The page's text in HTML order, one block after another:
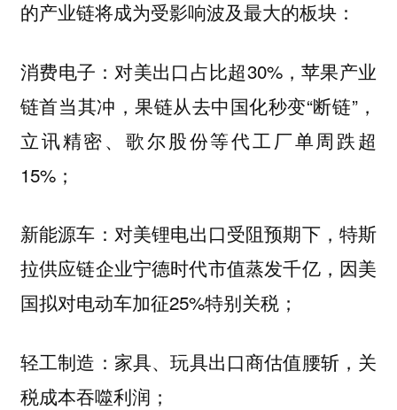
的产业链将成为受影响波及最大的板块：
消费电子： 对美出口占比超30%，苹果产业
链首当其冲，果链从去中国化秒变“断链”，
立讯精密、歌尔股份等代工厂单周跌超
15%；
新能源车： 对美锂电出口受阻预期下，特斯
拉供应链企业宁德时代市值蒸发千亿，因美
国拟对电动车加征25%特别关税；
轻工制造 ：家具、玩具出口商估值腰斩，关
税成本吞噬利润；